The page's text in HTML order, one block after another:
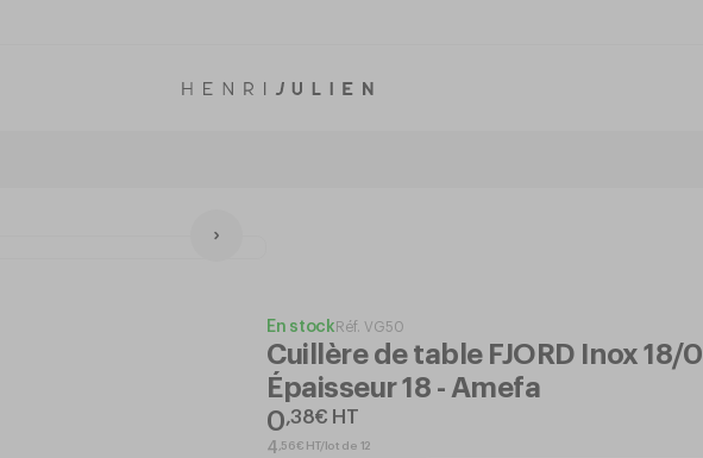
En stock Réf. VG50
Cuillère de table FJORD Inox 18/0
Épaisseur 18 - Amefa
0,38€ HT
4 56€ HT/lot de 12